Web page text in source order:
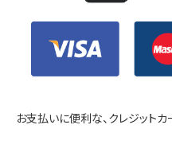
お支払いに便利な、クレジット